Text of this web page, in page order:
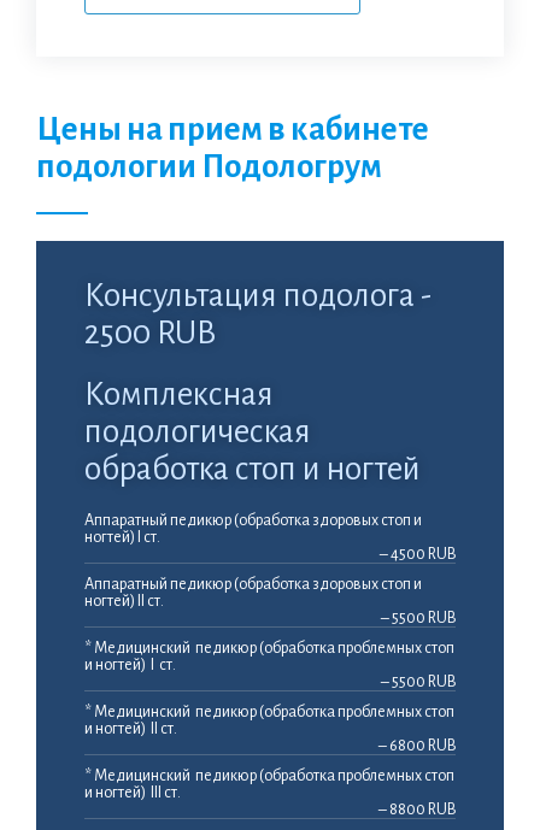
Цены на прием в кабинете
подологии Подологрум
Консультация подолога -
2500 RUB
Комплексная
подологическая
обработка стоп и ногтей
Аппаратный педикюр (обработка здоровых стоп и
ногтей) I ст.
– 4500 RUB
Аппаратный педикюр (обработка здоровых стоп и
ногтей) II ст.
– 5500 RUB
* Медицинский педикюр (обработка проблемных стоп
и ногтей) I ст.
– 5500 RUB
* Медицинский педикюр (обработка проблемных стоп
и ногтей) II ст.
– 6800 RUB
* Медицинский педикюр (обработка проблемных стоп
и ногтей) III ст.
– 8800 RUB